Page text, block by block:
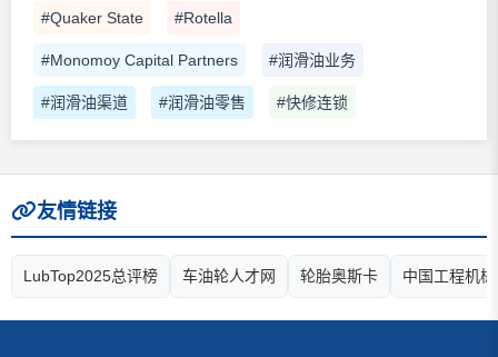
#Quaker State #Rotella
#Monomoy Capital Partners #润滑油业务
#润滑油渠道 #润滑油零售 #快修连锁
友情链接
LubTop2025总评榜 车油轮人才网 轮胎奥斯卡 中国工程机